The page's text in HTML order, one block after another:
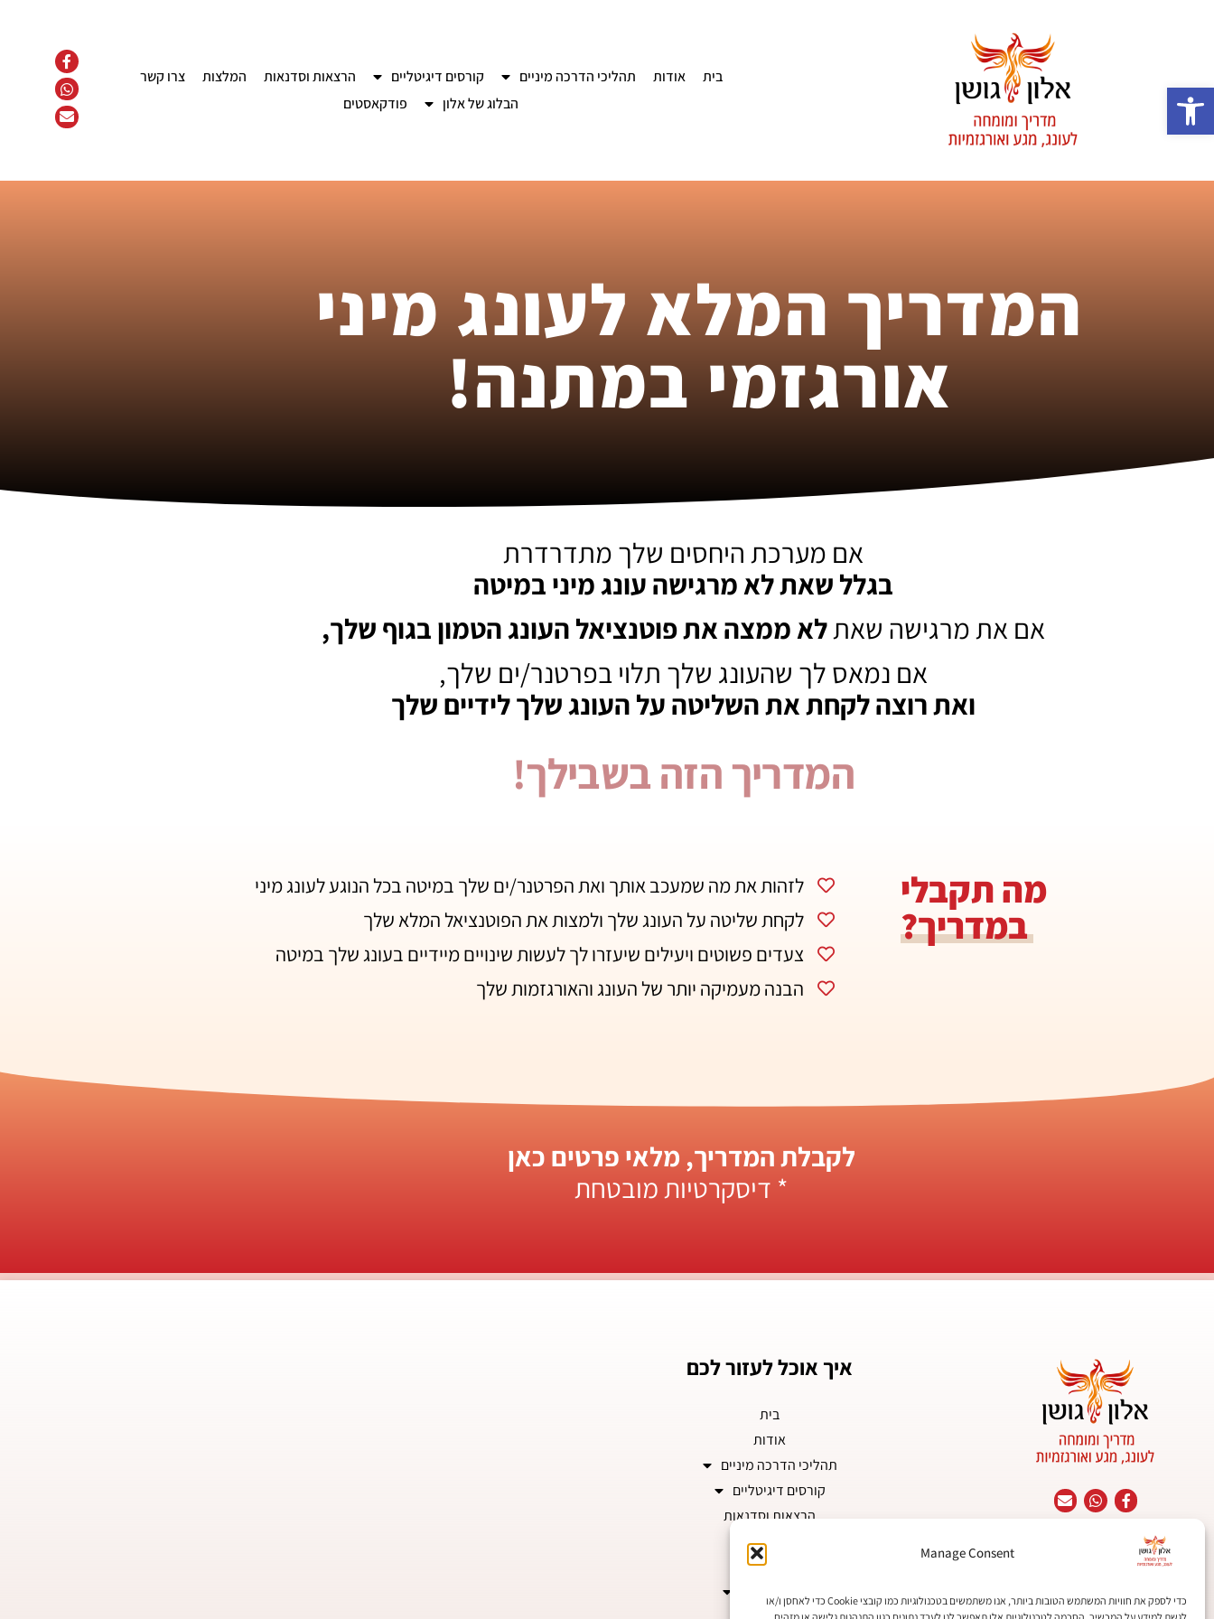
פתח סרגל נגישות
Manage Consent
כדי לספק את חוויות המשתמש הטובות ביותר, אנו משתמשים בטכנולוגיות כמו קובצי Cookie כדי לאחסן ו/או
בית אודות תהליכי הדרכה מיניים קורסים דיגיטליים הרצאות וסדנאות המלצות
צרו קשר
הבלוג של אלון
פודקאסטים
המדריך המלא לעונג מיני
אורגזמי במתנה!
אם מערכת היחסים שלך מתדרדרת
בגלל שאת לא מרגישה עונג מיני במיטה
אם את מרגישה שאתלא ממצה את פוטנציאל העונג הטמון בגוף שלך,
אם נמאס לך שהעונג שלך תלוי בפרטנר/ים שלך,
ואת רוצה לקחת את השליטה על העונג שלך לידיים שלך
המדריך הזה בשבילך!
מה תקבלי
במדריך?
לזהות את מה שמעכב אותך ואת הפרטנר/ים שלך במיטה בכל הנוגע לעונג מיני
לקחת שליטה על העונג שלך ולמצות את הפוטנציאל המלא שלך
צעדים פשוטים ויעילים שיעזרו לך לעשות שינויים מיידיים בעונג שלך במיטה
הבנה מעמיקה יותר של העונג והאורגזמות שלך
לקבלת המדריך, מלאי פרטים כאן
* דיסקרטיות מובטחת
מחשבה יוצרת מיניות
מדריך לעונג מיני במתנה!
איך אוכל לעזור לכם
בית
אודות
תהליכי הדרכה מיניים
קורסים דיגיטליים
הרצאות וסדנאות
המלצות
צרו קשר